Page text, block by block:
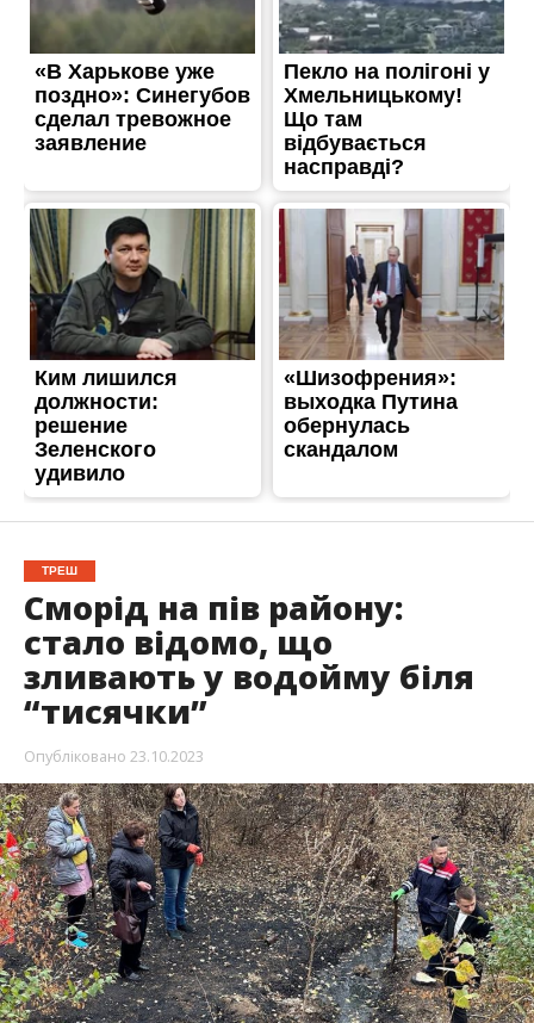
ТРЕШ
Сморід на пів району:
стало відомо, що
зливають у водойму біля
“тисячки”
Опубліковано 23.10.2023